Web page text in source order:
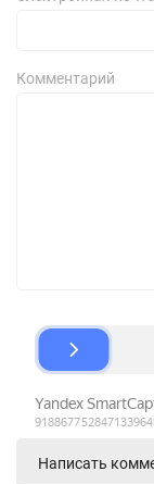
Комментарий